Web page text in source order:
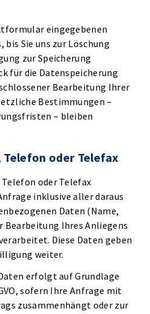
eingegebenen
bis Sie uns zur Löschung
zur Speicherung
für die Datenspeicherung
Bearbeitung Ihrer
Bestimmungen –
– bleiben
oder Telefax
Telefon oder Telefax
inklusive aller daraus
Daten (Name,
Bearbeitung Ihres Anliegens
Diese Daten geben
weiter.
erfolgt auf Grundlage
sofern Ihre Anfrage mit
zusammenhängt oder zur